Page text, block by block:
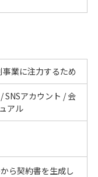
業に注力するため
SNSアカウント / 会
アル
ら契約書を生成し